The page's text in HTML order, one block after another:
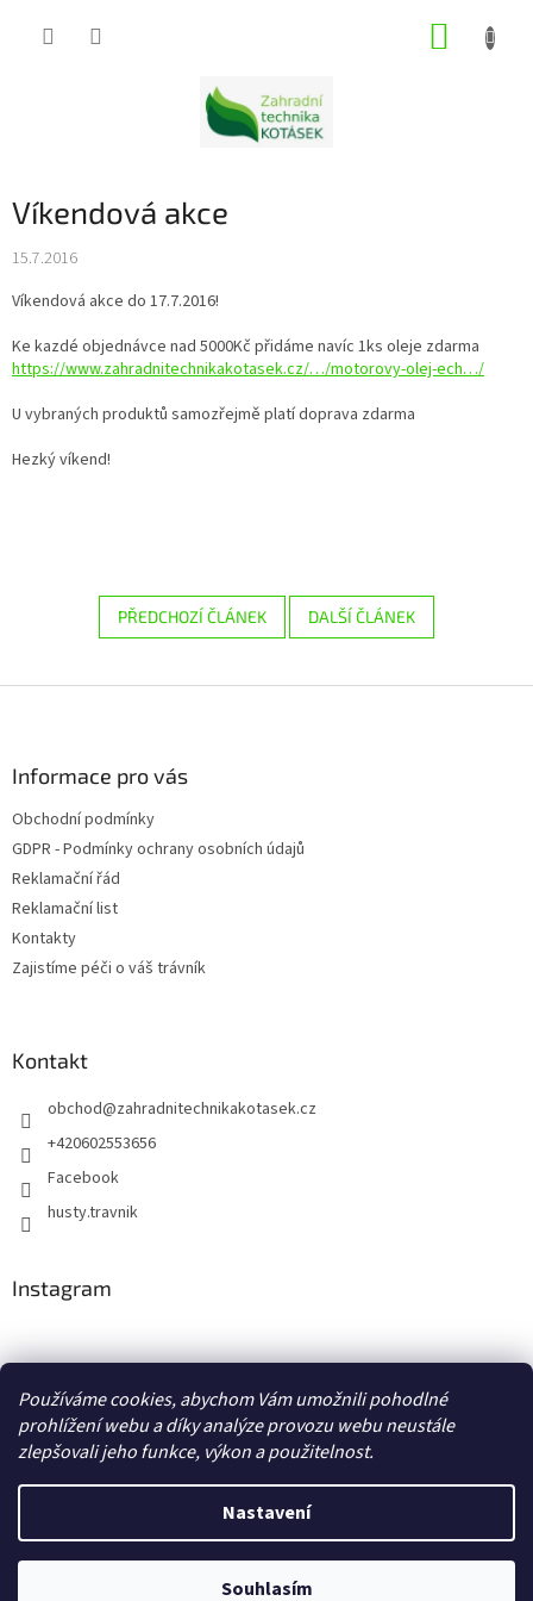
Používáme cookies, abychom Vám umožnili pohodlné
prohlížení webu a díky analýze provozu webu neustále
zlepšovali jeho funkce, výkon a použitelnost.
Nastavení
Souhlasím
Víkendová akce
15.7.2016
Víkendová akce do 17.7.2016!
Ke kazdé objednávce nad 5000Kč přidáme navíc 1ks oleje zdarma
https://www.zahradnitechnikakotasek.cz/…/motorovy-olej-ech…/
U vybraných produktů samozřejmě platí doprava zdarma
Hezký víkend!
PŘEDCHOZÍ ČLÁNEK DALŠÍ ČLÁNEK
Informace pro vás
Obchodní podmínky
GDPR - Podmínky ochrany osobních údajů
Reklamační řád
Reklamační list
Kontakty
Zajistíme péči o váš trávník
Kontakt
obchod@zahradnitechnikakotasek.cz
+420602553656
Facebook
husty.travnik
Instagram
Copyright 2026Zahradní technika Kotásek. Všechna práva
Upravit nastavení cookies